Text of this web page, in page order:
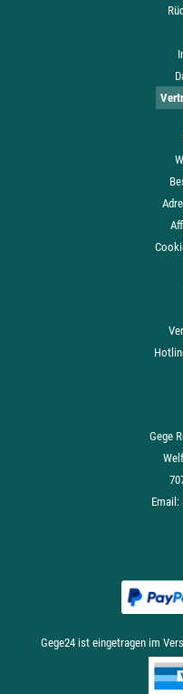
Gege
Email:
Gege24 ist eingetragen im